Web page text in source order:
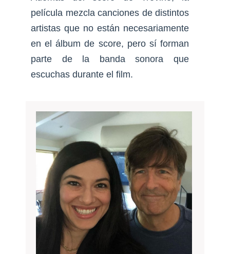
película mezcla canciones de distintos
artistas que no están necesariamente
en el álbum de score, pero sí forman
parte de la banda sonora que
escuchas durante el film.